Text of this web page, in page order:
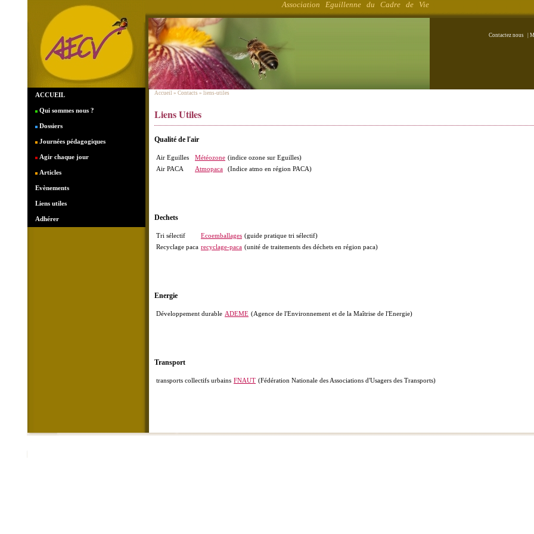
ACCUEIL
Qui sommes nous ?
Dossiers
Journées pédagogiques
Agir chaque jour
Articles
Evènements
Liens utiles
Adhérer
Association Eguillenne du Cadre de Vie
Contactez nous
Accueil » Contacts » liens-utiles
Liens Utiles
Qualité de l'air
Air Eguilles Météozone (indice ozone sur Eguilles)
Air PACA
Atmopaca (Indice atmo en région PACA)
Dechets
Tri sélectif Ecoemballages (guide pratique tri sélectif)
Recyclage paca recyclage-paca (unité de traitements des déchets en région paca)
Energie
Développement durable ADEME (Agence de l'Environnement et de la Maîtrise de l'Energie)
Transport
transports collectifs urbains FNAUT (Fédération Nationale des Associations d'Usagers des Transports)